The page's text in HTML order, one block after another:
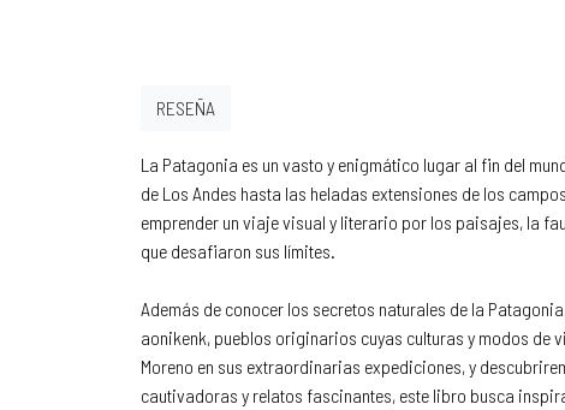
La Patagonia es un vasto y enigmático lugar al fin del
de Los Andes hasta las heladas extensiones de los
emprender un viaje visual y literario por los paisajes, la
que desafiaron sus límites.
Además de conocer los secretos naturales de la
aonikenk, pueblos originarios cuyas culturas y modos de
Moreno en sus extraordinarias expediciones, y
cautivadoras y relatos fascinantes, este libro busca
RESEÑA